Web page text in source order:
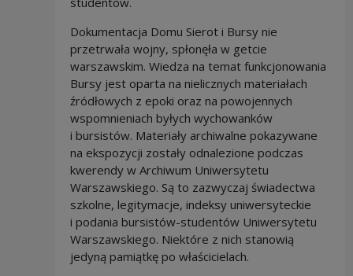
Dokumentacja Domu Sierot i Bursy nie
przetrwała wojny, spłonęła w getcie
warszawskim. Wiedza na temat funkcjonowania
Bursy jest oparta na nielicznych materiałach
źródłowych z epoki oraz na powojennych
wspomnieniach byłych wychowanków
i bursistów. Materiały archiwalne pokazywane
na ekspozycji zostały odnalezione podczas
kwerendy w Archiwum Uniwersytetu
Warszawskiego. Są to zazwyczaj świadectwa
szkolne, legitymacje, indeksy uniwersyteckie
i podania bursistów-studentów Uniwersytetu
Warszawskiego. Niektóre z nich stanowią
jedyną pamiątkę po właścicielach.